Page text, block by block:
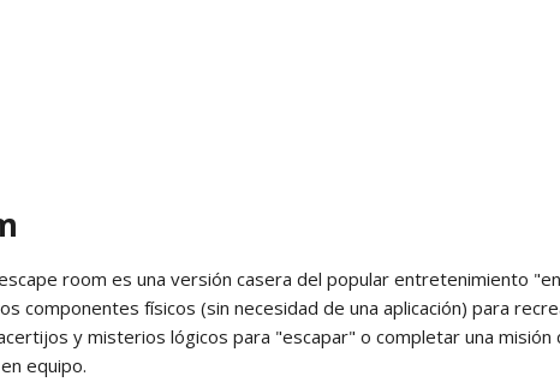
room es una versión casera del popular entretenimiento
componentes físicos (sin necesidad de una aplicación) para
y misterios lógicos para "escapar" o completar una
equipo.